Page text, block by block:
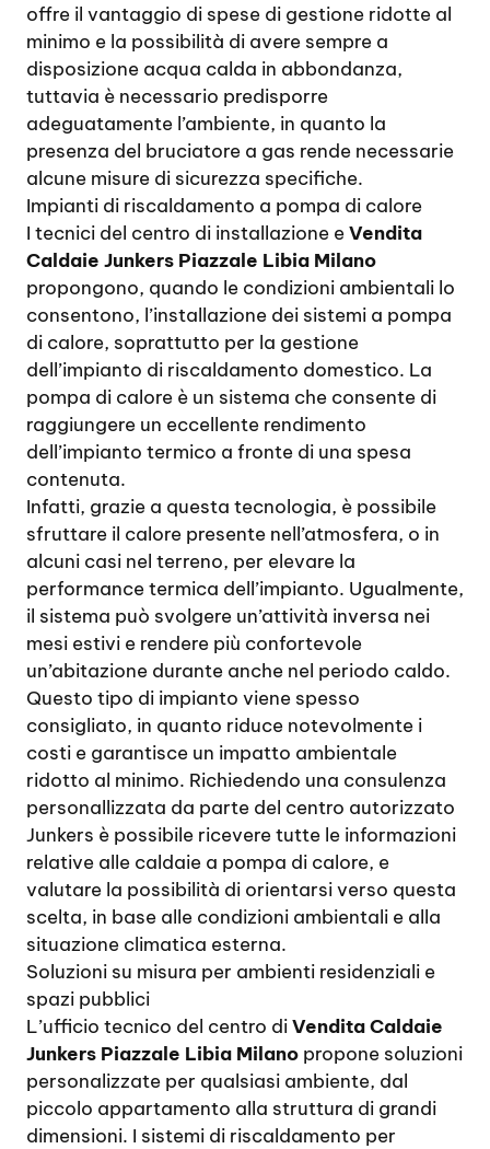
offre il vantaggio di spese di gestione ridotte al
minimo e la possibilità di avere sempre a
disposizione acqua calda in abbondanza,
tuttavia è necessario predisporre
adeguatamente l’ambiente, in quanto la
presenza del bruciatore a gas rende necessarie
alcune misure di sicurezza specifiche.
Impianti di riscaldamento a pompa di calore
I tecnici del centro di installazione eVendita
Caldaie Junkers Piazzale Libia Milano
propongono, quando le condizioni ambientali lo
consentono, l’installazione dei sistemi a pompa
di calore, soprattutto per la gestione
dell’impianto di riscaldamento domestico. La
pompa di calore è un sistema che consente di
raggiungere un eccellente rendimento
dell’impianto termico a fronte di una spesa
contenuta.
Infatti, grazie a questa tecnologia, è possibile
sfruttare il calore presente nell’atmosfera, o in
alcuni casi nel terreno, per elevare la
performance termica dell’impianto. Ugualmente,
il sistema può svolgere un’attività inversa nei
mesi estivi e rendere più confortevole
un’abitazione durante anche nel periodo caldo.
Questo tipo di impianto viene spesso
consigliato, in quanto riduce notevolmente i
costi e garantisce un impatto ambientale
ridotto al minimo. Richiedendo una consulenza
personallizzata da parte del centro autorizzato
Junkers è possibile ricevere tutte le informazioni
relative alle caldaie a pompa di calore, e
valutare la possibilità di orientarsi verso questa
scelta, in base alle condizioni ambientali e alla
situazione climatica esterna.
Soluzioni su misura per ambienti residenziali e
spazi pubblici
L’ufficio tecnico del centro diVendita Caldaie
Junkers Piazzale Libia Milano propone soluzioni
personalizzate per qualsiasi ambiente, dal
piccolo appartamento alla struttura di grandi
dimensioni. I sistemi di riscaldamento per